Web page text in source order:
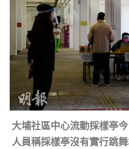
大埔社區中心流動採樣亭
人員稱採樣亭沒有實行跳